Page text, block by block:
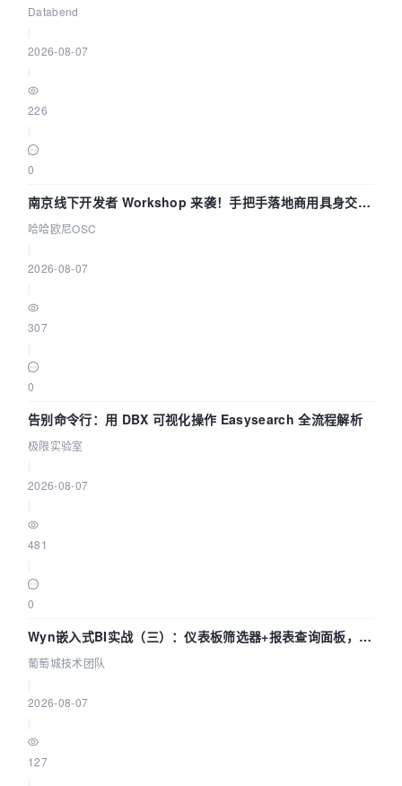
企业构建全链路 Trace 数据管道
Databend
2026-08-07
226
0
南京线下开发者 Workshop 来袭！手把手落地商用具身交互
智能 Agent 应用
哈哈欧尼OSC
2026-08-07
307
0
告别命令行：用 DBX 可视化操作 Easysearch 全流程解析
极限实验室
2026-08-07
481
0
Wyn嵌入式BI实战（三）：仪表板筛选器+报表查询面板，参
数联动全闭环
葡萄城技术团队
2026-08-07
127